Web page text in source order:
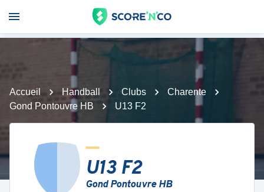
Accueil Handball Clubs
Charente
Gond Pontouvre HB
U13 F2
U13 F2
Gond Pontouvre HB